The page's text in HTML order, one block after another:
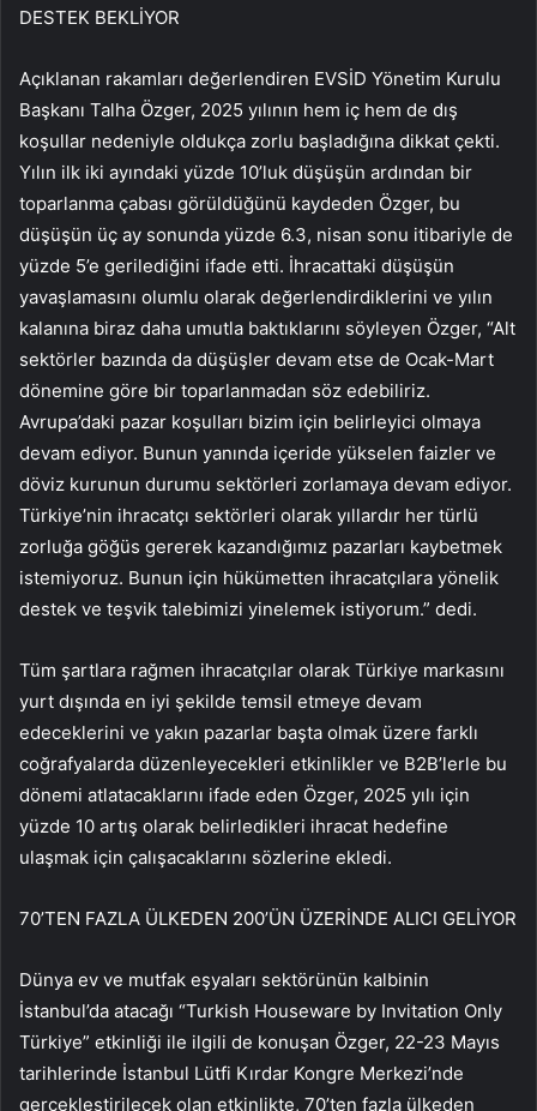
DESTEK BEKLİYOR
Açıklanan rakamları değerlendiren EVSİD Yönetim Kurulu
Başkanı Talha Özger, 2025 yılının hem iç hem de dış
koşullar nedeniyle oldukça zorlu başladığına dikkat çekti.
Yılın ilk iki ayındaki yüzde 10’luk düşüşün ardından bir
toparlanma çabası görüldüğünü kaydeden Özger, bu
düşüşün üç ay sonunda yüzde 6.3, nisan sonu itibariyle de
yüzde 5’e gerilediğini ifade etti. İhracattaki düşüşün
yavaşlamasını olumlu olarak değerlendirdiklerini ve yılın
kalanına biraz daha umutla baktıklarını söyleyen Özger, “Alt
sektörler bazında da düşüşler devam etse de Ocak-Mart
dönemine göre bir toparlanmadan söz edebiliriz.
Avrupa’daki pazar koşulları bizim için belirleyici olmaya
devam ediyor. Bunun yanında içeride yükselen faizler ve
döviz kurunun durumu sektörleri zorlamaya devam ediyor.
Türkiye’nin ihracatçı sektörleri olarak yıllardır her türlü
zorluğa göğüs gererek kazandığımız pazarları kaybetmek
istemiyoruz. Bunun için hükümetten ihracatçılara yönelik
destek ve teşvik talebimizi yinelemek istiyorum.” dedi.
Tüm şartlara rağmen ihracatçılar olarak Türkiye markasını
yurt dışında en iyi şekilde temsil etmeye devam
edeceklerini ve yakın pazarlar başta olmak üzere farklı
coğrafyalarda düzenleyecekleri etkinlikler ve B2B’lerle bu
dönemi atlatacaklarını ifade eden Özger, 2025 yılı için
yüzde 10 artış olarak belirledikleri ihracat hedefine
ulaşmak için çalışacaklarını sözlerine ekledi.
70’TEN FAZLA ÜLKEDEN 200’ÜN ÜZERİNDE ALICI GELİYOR
Dünya ev ve mutfak eşyaları sektörünün kalbinin
İstanbul’da atacağı “Turkish Houseware by Invitation Only
Türkiye” etkinliği ile ilgili de konuşan Özger, 22-23 Mayıs
tarihlerinde İstanbul Lütfi Kırdar Kongre Merkezi’nde
gerçekleştirilecek olan etkinlikte, 70’ten fazla ülkeden